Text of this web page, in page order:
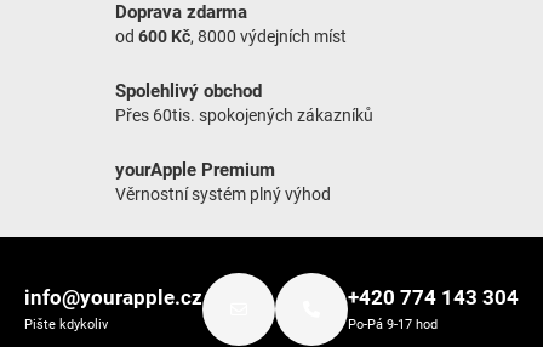
Doprava zdarma
od 600 Kč, 8000 výdejních míst
Spolehlivý obchod
Přes 60tis. spokojených zákazníků
yourApple Premium
Věrnostní systém plný výhod
info@yourapple.cz
Pište kdykoliv
+420 774 143 304
Po-Pá 9-17 hod